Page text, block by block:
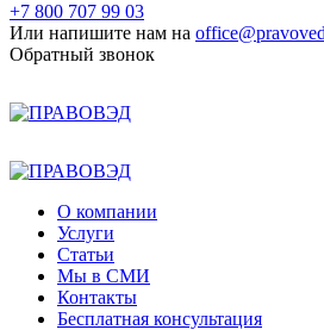
+7 800 707 99 03
Или напишите нам на
Обратный звонок
О компании
Услуги
Статьи
Мы в СМИ
Контакты
Бесплатная консультация